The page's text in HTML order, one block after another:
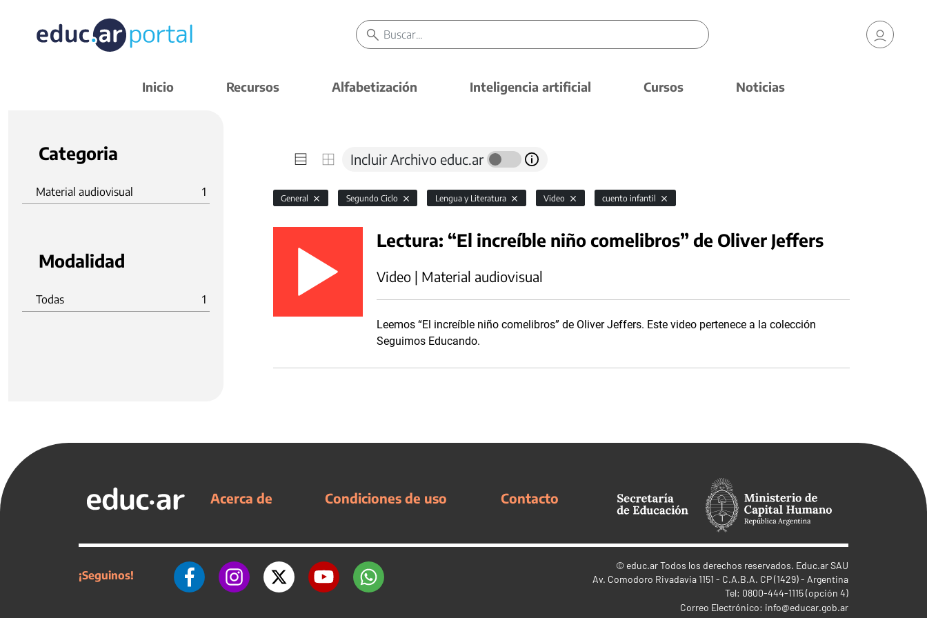
Inicio Recursos Alfabetización Inteligencia artificial Cursos Noticias
Categoria
Material audiovisual 1
Modalidad
Todas 1
Incluir Archivo educ.ar
General Segundo Ciclo Lengua y Literatura Video cuento infantil
Lectura: “El increíble niño comelibros” de Oliver Jeffers
Video | Material audiovisual
Leemos “El increíble niño comelibros” de Oliver Jeffers. Este video pertenece a la colección
Seguimos Educando.
Acerca de Condiciones de uso Contacto
¡Seguinos!
© educ.arTodos los derechos reservados. Educ.ar SAU
Av. Comodoro Rivadavia 1151 - C.A.B.A. CP (1429) - Argentina
Tel: 0800-444-1115 (opción 4)
Correo Electrónico: info@educar.gob.ar